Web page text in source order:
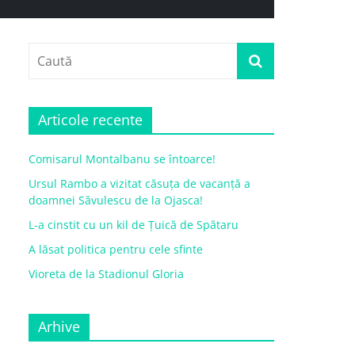
Articole recente
Comisarul Montalbanu se întoarce!
Ursul Rambo a vizitat căsuța de vacanță a
doamnei Săvulescu de la Ojasca!
L-a cinstit cu un kil de Țuică de Spătaru
A lăsat politica pentru cele sfinte
Vioreta de la Stadionul Gloria
Arhive